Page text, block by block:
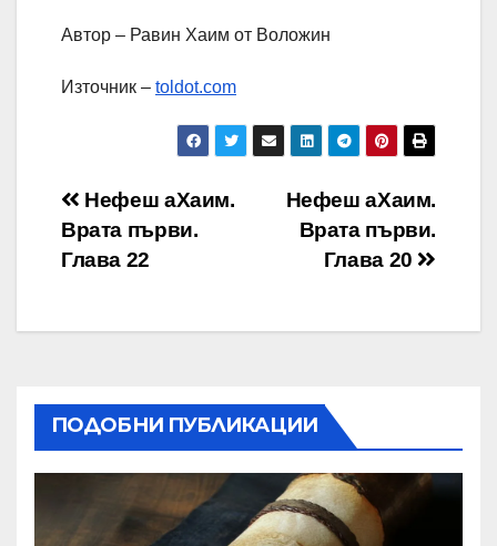
Автор – Равин Хаим от Воложин
Източник – toldot.com
Навигация
Нефеш аХаим.
Врата първи.
Глава 20
Нефеш аХаим.
Врата първи.
Глава 22
ПОДОБНИ ПУБЛИКАЦИИ